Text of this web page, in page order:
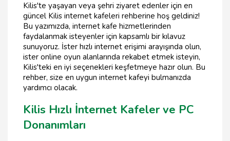
Kilis'te yaşayan veya şehri ziyaret edenler için en
güncel Kilis internet kafeleri rehberine hoş geldiniz!
Bu yazımızda, internet kafe hizmetlerinden
faydalanmak isteyenler için kapsamlı bir kılavuz
sunuyoruz. İster hızlı internet erişimi arayışında olun,
ister online oyun alanlarında rekabet etmek isteyin,
Kilis'teki en iyi seçenekleri keşfetmeye hazır olun. Bu
rehber, size en uygun internet kafeyi bulmanızda
yardımcı olacak.
Kilis Hızlı İnternet Kafeler ve PC
Donanımları